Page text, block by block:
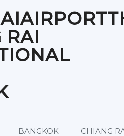
RAI
BANGKOK CHIANG